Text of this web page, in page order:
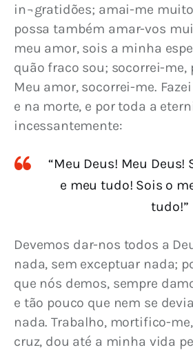
in¬gratidões; amai-me
possa também amar-vos
meu amor, sois a minha
quão fraco sou; socorrei-me,
Meu amor, socorrei-me.
e na morte, e por toda a
incessantemente:
“Meu Deus! Meu Deus!
e meu tudo! Sois o
tudo!”
Devemos dar-nos todos a
nada, sem exceptuar nada;
que nós demos, sempre
e tão pouco que nem se
nada. Trabalho, mortifico-
cruz, dou até a minha vida